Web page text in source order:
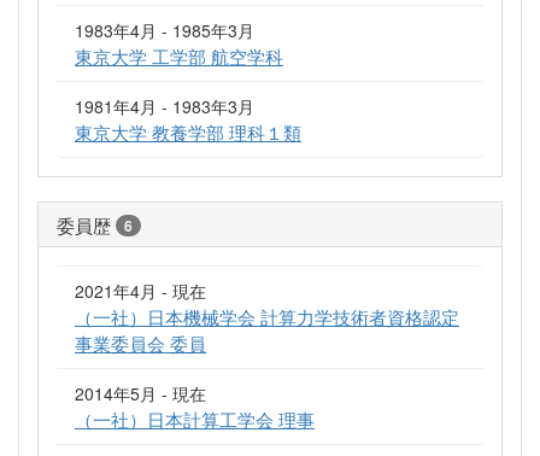
1983年4月 - 1985年3月
東京大学 工学部 航空学科
1981年4月 - 1983年3月
東京大学 教養学部 理科１類
委員歴 6
2021年4月 - 現在
（一社）日本機械学会 計算力学技術者資格認定
事業委員会 委員
2014年5月 - 現在
（一社）日本計算工学会 理事